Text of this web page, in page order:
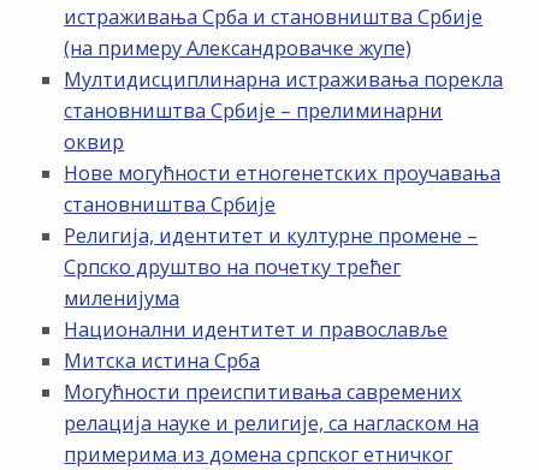
истраживања Срба и становништва Србије
(на примеру Александровачке жупе)
Мултидисциплинарна истраживања порекла
становништва Србије – прелиминарни
оквир
Нове могућности етногенетских проучавања
становништва Србије
Религија, идентитет и културне промене –
Српско друштво на почетку трећег
миленијума
Национални идентитет и православље
Митска истина Срба
Могућности преиспитивања савремених
релација науке и религије, са нагласком на
примерима из домена српског етничког